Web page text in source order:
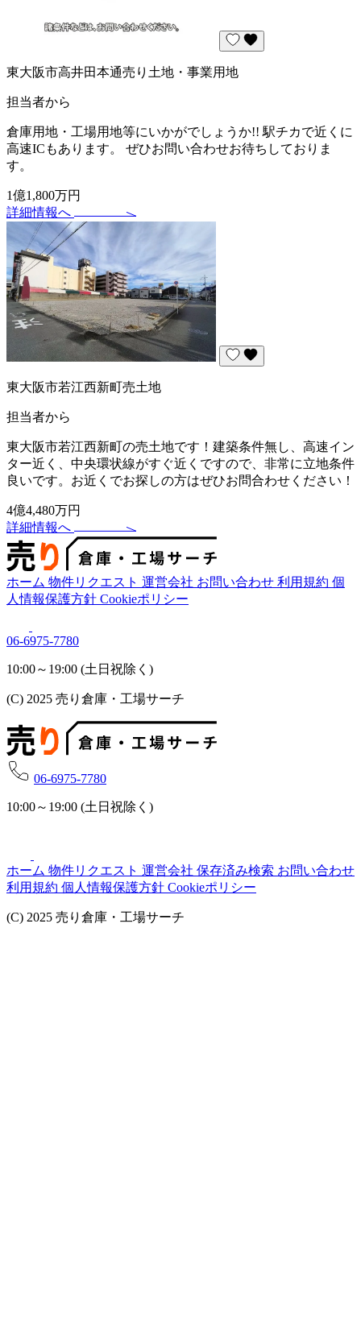
東大阪市高井田本通売り土地・事業用地
担当者から
倉庫用地・工場用地等にいかがでしょうか!! 駅チカで近くに
高速ICもあります。 ぜひお問い合わせお待ちしておりま
す。
1億1,800万円
詳細情報へ
東大阪市若江西新町売土地
担当者から
東大阪市若江西新町の売土地です！建築条件無し、高速イン
ター近く、中央環状線がすぐ近くですので、非常に立地条件
良いです。お近くでお探しの方はぜひお問合わせください！
4億4,480万円
詳細情報へ
ホーム 物件リクエスト 運営会社 お問い合わせ 利用規約 個
人情報保護方針 Cookieポリシー
06-6975-7780
10:00～19:00 (土日祝除く)
(C) 2025 売り倉庫・工場サーチ
06-6975-7780
10:00～19:00 (土日祝除く)
ホーム 物件リクエスト 運営会社 保存済み検索 お問い合わせ
利用規約 個人情報保護方針 Cookieポリシー
(C) 2025 売り倉庫・工場サーチ